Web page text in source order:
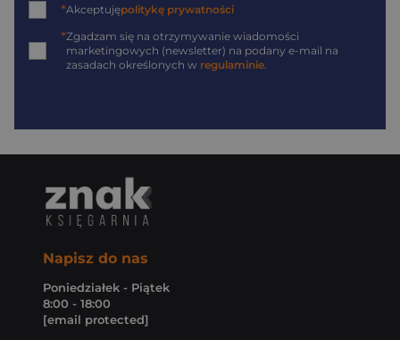
*Akceptujępolitykę prywatności
*Zgadzam się na otrzymywanie wiadomości
marketingowych (newsletter) na podany e-mail na
zasadach określonych w regulaminie
Napisz do nas
Poniedziałek - Piątek
8:00 - 18:00
[email protected]